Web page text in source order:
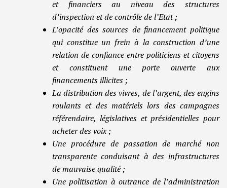
et financiers au niveau des structures
d’inspection et de contrôle de l’Etat ;
L’opacité des sources de financement politique
qui constitue un frein à la construction d’une
relation de confiance entre politiciens et citoyens
et constituent une porte ouverte aux
financements illicites ;
La distribution des vivres, de l’argent, des engins
roulants et des matériels lors des campagnes
référendaire, législatives et présidentielles pour
acheter des voix ;
Une procédure de passation de marché non
transparente conduisant à des infrastructures
de mauvaise qualité ;
Une politisation à outrance de l’administration